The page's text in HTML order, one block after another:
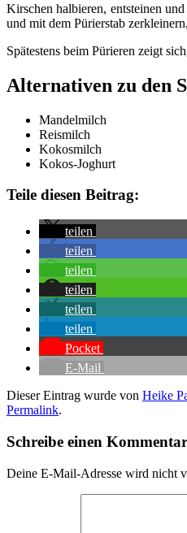
Kirschen halbieren, entsteinen
und mit dem Pürierstab
Spätestens beim Pürieren zeigt
Alternativen zu den
Mandelmilch
Reismilch
Kokosmilch
Kokos-Joghurt
Teile diesen Beitrag:
teilen
teilen
teilen
teilen
teilen
teilen
Pocket
E-Mail
Dieser Eintrag wurde von Heike
Permalink.
Schreibe einen Kommentar
Deine E-Mail-Adresse wird nicht